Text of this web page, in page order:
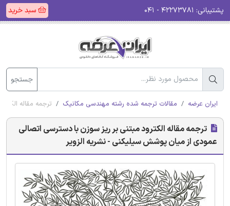
پشتیبانی: سبد خرید
جستجو
ایران عرضه مقالات ترجمه شده رشته مهندسی مکانیک ترجمه مقاله
ترجمه مقاله الکترود مبتنی بر ریز سوزن با دسترسی اتصالی
عمودی از میان پوشش سیلیکنی - نشریه الزویر